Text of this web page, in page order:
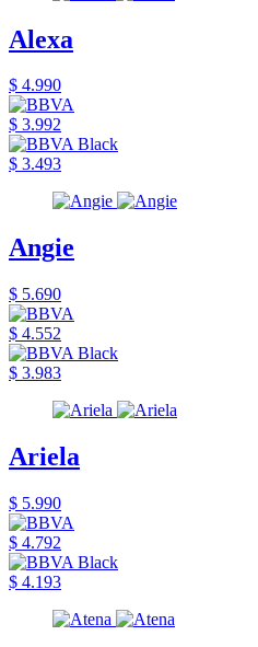
Alexa
$ 4.990
$ 3.992
$ 3.493
Angie
$ 5.690
$ 4.552
$ 3.983
Ariela
$ 5.990
$ 4.792
$ 4.193